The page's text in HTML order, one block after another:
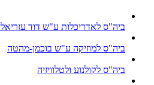
ביה"ס לאדריכלות ע"ש דוד
ביה"ס למוזיקה ע"ש בוכמן-מהטה
ביה"ס לקולנוע ולטלוויזיה